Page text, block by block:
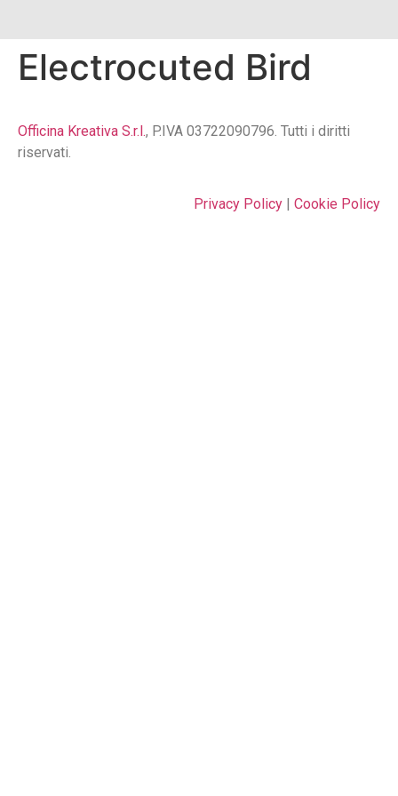
Electrocuted Bird
Officina Kreativa S.r.l., P.IVA 03722090796. Tutti i diritti
riservati.
Privacy Policy Cookie Policy